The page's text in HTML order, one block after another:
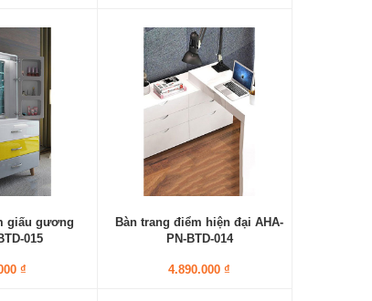
giấu gương
015
₫
Bàn trang điểm hiện đại AHA-
PN-BTD-014
4.890.000 ₫